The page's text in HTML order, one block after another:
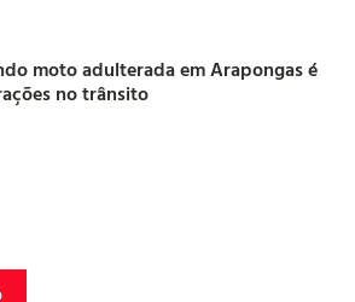
moto adulterada em Arapongas é
no trânsito